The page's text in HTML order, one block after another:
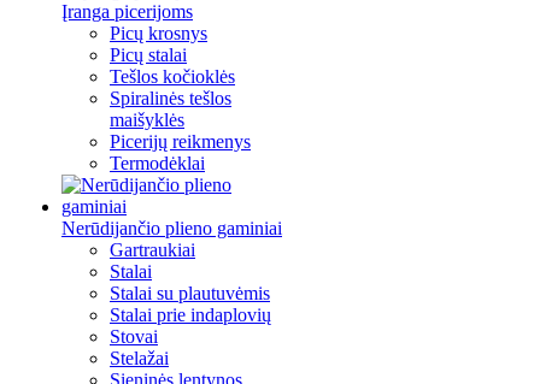
Įranga picerijoms
Picų krosnys
Picų stalai
Tešlos kočioklės
Spiralinės tešlos
maišyklės
Picerijų reikmenys
Termodėklai
Nerūdijančio plieno gaminiai
Gartraukiai
Stalai
Stalai su plautuvėmis
Stalai prie indaplovių
Stovai
Stelažai
Sieninės lentynos